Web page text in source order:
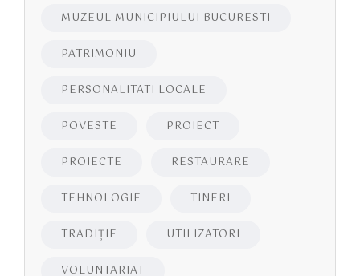
MUZEUL MUNICIPIULUI BUCURESTI
PATRIMONIU
PERSONALITATI LOCALE
POVESTE PROIECT
PROIECTE RESTAURARE
TEHNOLOGIE TINERI
TRADIȚIE UTILIZATORI
VOLUNTARIAT